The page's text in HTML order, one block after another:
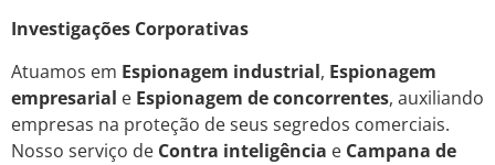
Investigações Corporativas
Atuamos em Espionagem industrial, Espionagem
empresarial e Espionagem de concorrentes, auxiliando
empresas na proteção de seus segredos comerciais.
Nosso serviço de Contra inteligência e Campana de